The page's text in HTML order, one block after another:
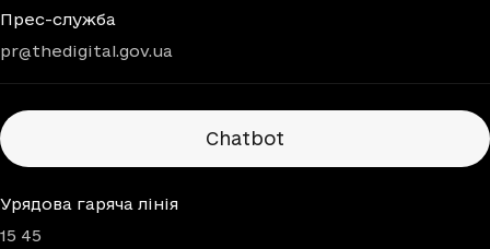
Прес-служба
pr@thedigital.gov.ua
Chatbots
Chatbot
Урядова гаряча лінія
15 45